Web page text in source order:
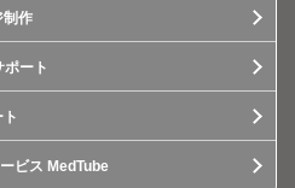
制作
ート
ビス MedTube